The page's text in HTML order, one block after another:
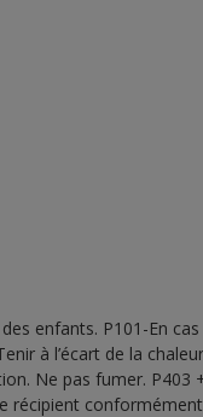
enfants. P101-En cas
à l’écart de la
Ne pas fumer. P403
récipient